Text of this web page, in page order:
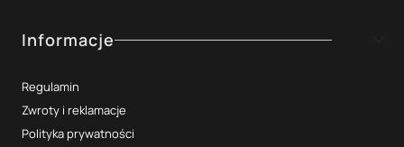
Informacje
Regulamin
Zwroty i reklamacje
Polityka prywatności